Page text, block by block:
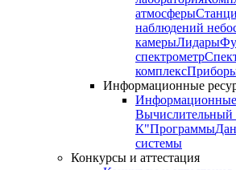
атмосферы
наблюдений
камерыЛидары
спектрометр
комплекс
Информационные
Вычислительный
К"Программы
системы
Конкурсы и аттестация